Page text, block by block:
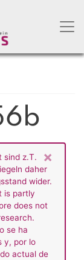
×
sind z.T.
daher
wider.
is partly
does not
se ha
y, por lo
actual de